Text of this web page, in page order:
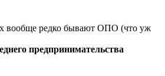
вообще редко бывают ОПО (что уж
предпринимательства